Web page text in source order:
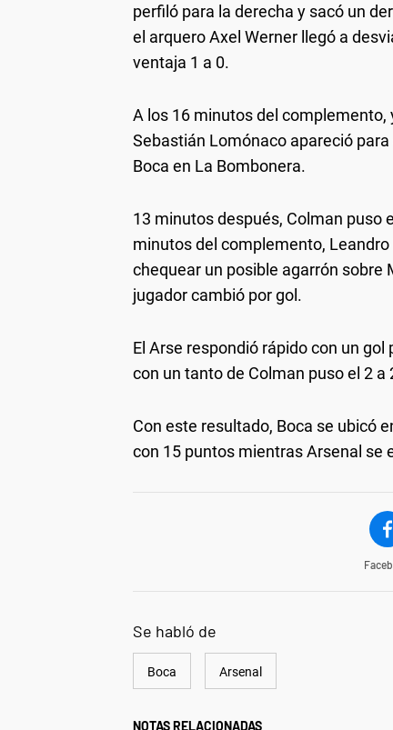
perfiló para la derecha y sacó un
el arquero Axel Werner llegó a
ventaja 1 a 0.
A los 16 minutos del complemento,
Sebastián Lomónaco apareció
Boca en La Bombonera.
13 minutos después, Colman puso
minutos del complemento,
chequear un posible agarrón sobre
jugador cambió por gol.
El Arse respondió rápido con un
con un tanto de Colman puso el 2 a
Con este resultado, Boca se ubicó
con 15 puntos mientras Arsenal se
Se habló de
Boca Arsenal
NOTAS RELACIONADAS